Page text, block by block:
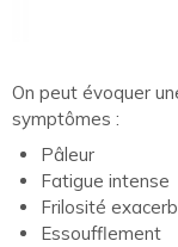
On peut évoquer
symptômes :
Pâleur
Fatigue intense
Frilosité
Essoufflement